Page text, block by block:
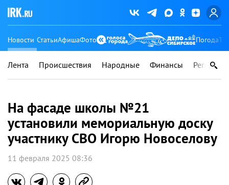
Новости СтатьиАфишаФото Погода
Лента Происшествия Народные Финансы Регионы
На фасаде школы №21
установили мемориальную доску
участнику СВО Игорю Новоселову
11 февраля 2025 08:36